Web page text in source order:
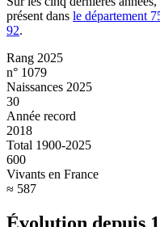
présent dans le département
92.
Rang 2025
n° 1079
Naissances 2025
30
Année record
2018
Total 1900-2025
600
Vivants en France
≈ 587
Évolution depuis